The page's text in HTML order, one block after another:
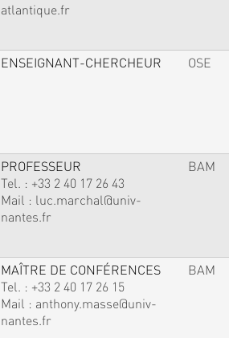
atlantique.fr
ENSEIGNANT-CHERCHEUR OSE
PROFESSEUR
Tel. : +33 2 40 17 26 43
Mail : luc.marchal@univ-
nantes.fr
BAM
MAÎTRE DE CONFÉRENCES
Tel. : +33 2 40 17 26 15
Mail : anthony.masse@univ-
nantes.fr
BAM